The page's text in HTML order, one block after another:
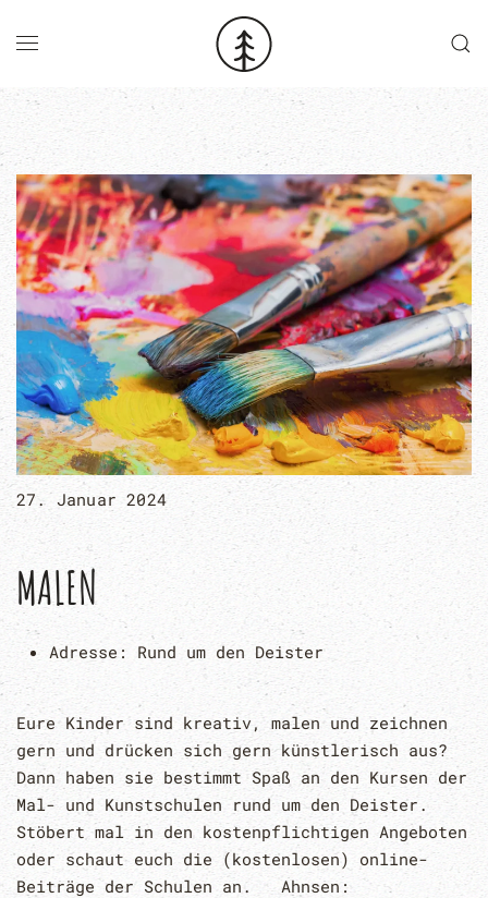
Skip to main content
27. Januar 2024
MALEN
Adresse: Rund um den Deister
Eure Kinder sind kreativ, malen und zeichnen
gern und drücken sich gern künstlerisch aus?
Dann haben sie bestimmt Spaß an den Kursen der
Mal- und Kunstschulen rund um den Deister.
Stöbert mal in den kostenpflichtigen Angeboten
oder schaut euch die (kostenlosen) online-
Beiträge der Schulen an. Ahnsen: